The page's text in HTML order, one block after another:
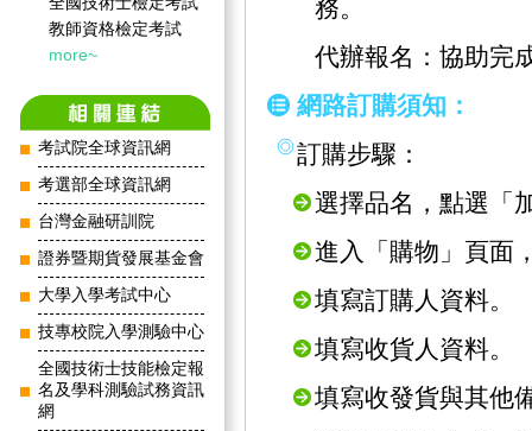
教師資格檢定考試
more~
考試院全球資訊網
考選部全球資訊網
台灣金融研訓院
證券暨期貨發展基金會
大學入學考試中心
技專校院入學測驗中心
全國技術士技能檢定報
名及學科測驗試務資訊
網
務。
代辦報名：協助完
網路訂購須知：
訂購步驟：
選擇品名，點選「
進入「購物」頁面
填寫訂購人資料。
填寫收貨人資料。
填寫收發貨與其他